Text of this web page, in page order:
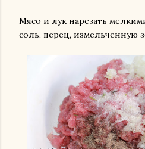
Мясо и лук нарезать
соль, перец, измельченную